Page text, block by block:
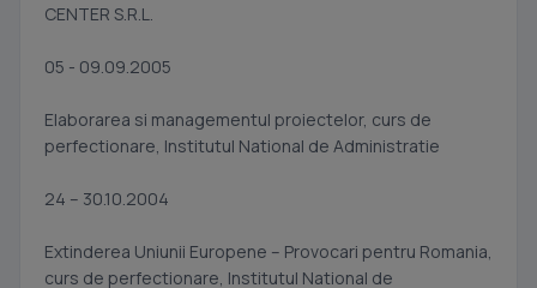
CENTER S.R.L.
05 - 09.09.2005
Elaborarea si managementul proiectelor, curs de
perfectionare, Institutul National de Administratie
24 – 30.10.2004
Extinderea Uniunii Europene – Provocari pentru Romania,
curs de perfectionare, Institutul National de